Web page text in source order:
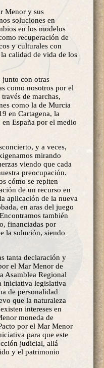
Menor y sus
soluciones en
en los modelos
recuperación de
y culturales con
calidad de vida de los
junto con otras
como nosotros por el
de marchas,
como la de Murcia
en Cartagena, la
España por el medio
y a veces,
mirando
viendo que cada
preocupación.
cómo se repiten
de un recurso en
aplicación de la nueva
en aras del juego
también
financiadas por
la solución, siendo
tanta declaración y
el Mar Menor de
Asamblea Regional
iniciativa legislativa
de personalidad
que la naturaleza
intereses en
moneda de
por el Mar Menor
para que este
judicial, allá
y el patrimonio